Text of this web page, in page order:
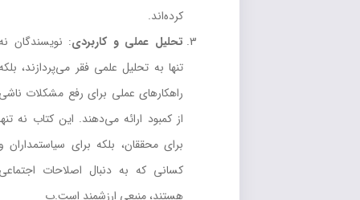
تحلیل عملی و کاربردی : نویسندگان نه
تنها به تحلیل علمی فقر می‌پردازند، بلکه
راهکارهای عملی برای رفع مشکلات ناشی
از کمبود ارائه می‌دهند. این کتاب نه تنها
برای محققان، بلکه برای سیاستمداران و
کسانی که به دنبال اصلاحات اجتماعی
هستند، منبعی ارزشمند است.پ